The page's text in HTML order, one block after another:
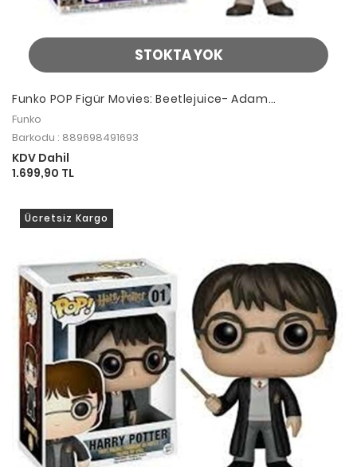
STOKTA YOK
Funko POP Figür Movies: Beetlejuice- Adam
Transformed
Funko
Barkodu : 889698491693
KDV Dahil
1.699,90 TL
Ücretsiz Kargo